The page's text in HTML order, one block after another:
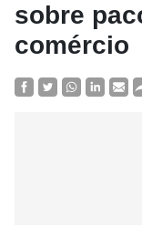
sobre
comércio